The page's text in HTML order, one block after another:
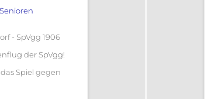
Senioren
- SpVgg 1906
der SpVgg!
Spiel gegen